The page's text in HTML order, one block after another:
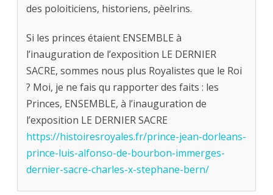
des poloiticiens, historiens, pèelrins.
Si les princes étaient ENSEMBLE à
l’inauguration de l’exposition LE DERNIER
SACRE, sommes nous plus Royalistes que le Roi
? Moi, je ne fais qu rapporter des faits : les
Princes, ENSEMBLE, à l’inauguration de
l’exposition LE DERNIER SACRE
https://histoiresroyales.fr/prince-jean-dorleans-
prince-luis-alfonso-de-bourbon-immerges-
dernier-sacre-charles-x-stephane-bern/